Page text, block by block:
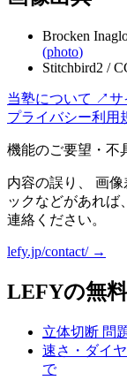
Brocken
(photo)
Stitchbird2 /
当塾について ↗サ
プライバシー利用
機能のご要望・不
内容の誤り、 画
ックなどがあれば
連絡ください。
lefy.jp/contact/ →
LEFYの無
立体切断 問
速さ・ダイ
で